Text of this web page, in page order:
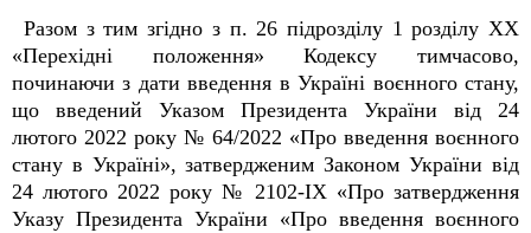
Разом з тим згідно з п. 26 підрозділу 1 розділу ХХ
«Перехідні положення» Кодексу тимчасово,
починаючи з дати введення в Україні воєнного стану,
що введений Указом Президента України від 24
лютого 2022 року № 64/2022 «Про введення воєнного
стану в Україні», затвердженим Законом України від
24 лютого 2022 року № 2102-IX «Про затвердження
Указу Президента України «Про введення воєнного